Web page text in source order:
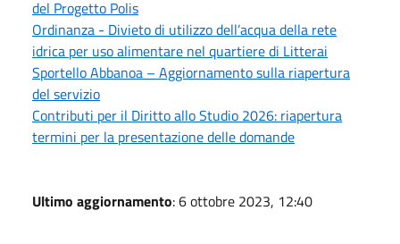
del Progetto Polis
Ordinanza - Divieto di utilizzo dell’acqua della rete
idrica per uso alimentare nel quartiere di Litterai
Sportello Abbanoa – Aggiornamento sulla riapertura
del servizio
Contributi per il Diritto allo Studio 2026: riapertura
termini per la presentazione delle domande
Ultimo aggiornamento: 6 ottobre 2023, 12:40